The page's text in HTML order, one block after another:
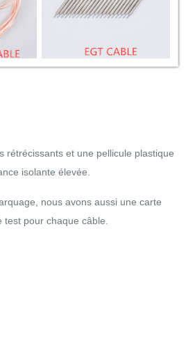
rétrécissants et une pellicule plastique
isolante élevée.
nous avons aussi une carte
pour chaque câble.